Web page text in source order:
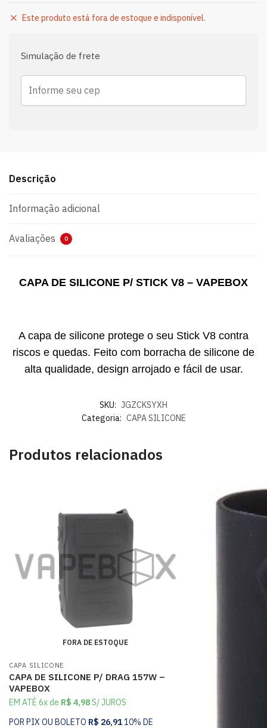
Este produto está fora de estoque e indisponível.
Simulação de frete
Descrição
Informação adicional
Avaliações 0
CAPA DE SILICONE P/ STICK V8 – VAPEBOX
A capa de silicone protege o seu Stick V8 contra
riscos e quedas. Feito com borracha de silicone de
alta qualidade, design arrojado e fácil de usar.
SKU: JGZCKSYXH
Categoria: CAPA SILICONE
Produtos relacionados
FORA DE ESTOQUE
CAPA SILICONE
CAPA DE SILICONE P/ DRAG 157W –
VAPEBOX
EM ATÉ 6x de R$ 4,98S/ JUROS
POR PIX OU BOLETO R$ 26,9110% DE